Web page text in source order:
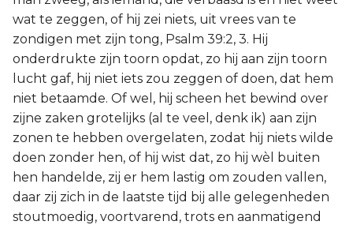
wat te zeggen, of hij zei niets, uit vrees van te
zondigen met zijn tong, Psalm 39:2, 3. Hij
onderdrukte zijn toorn opdat, zo hij aan zijn toorn
lucht gaf, hij niet iets zou zeggen of doen, dat hem
niet betaamde. Of wel, hij scheen het bewind over
zijne zaken grotelijks (al te veel, denk ik) aan zijn
zonen te hebben overgelaten, zodat hij niets wilde
doen zonder hen, of hij wist dat, zo hij wèl buiten
hen handelde, zij er hem lastig om zouden vallen,
daar zij zich in de laatste tijd bij alle gelegenheden
stoutmoedig, voortvarend, trots en aanmatigend